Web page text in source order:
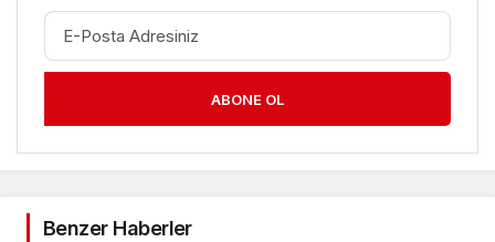
ABONE OL
Benzer Haberler